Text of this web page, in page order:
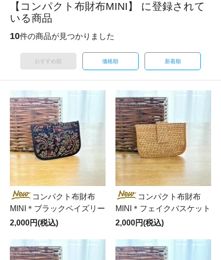
【コンパクト布財布MINI】 に登録されて
いる商品
10件の商品が見つかりました
おすすめ順 価格順 新着順
コンパクト布財布
MINI＊ブラックペイズリー
2,000円(税込)
コンパクト布財布
MINI＊フェイクバスケット
2,000円(税込)